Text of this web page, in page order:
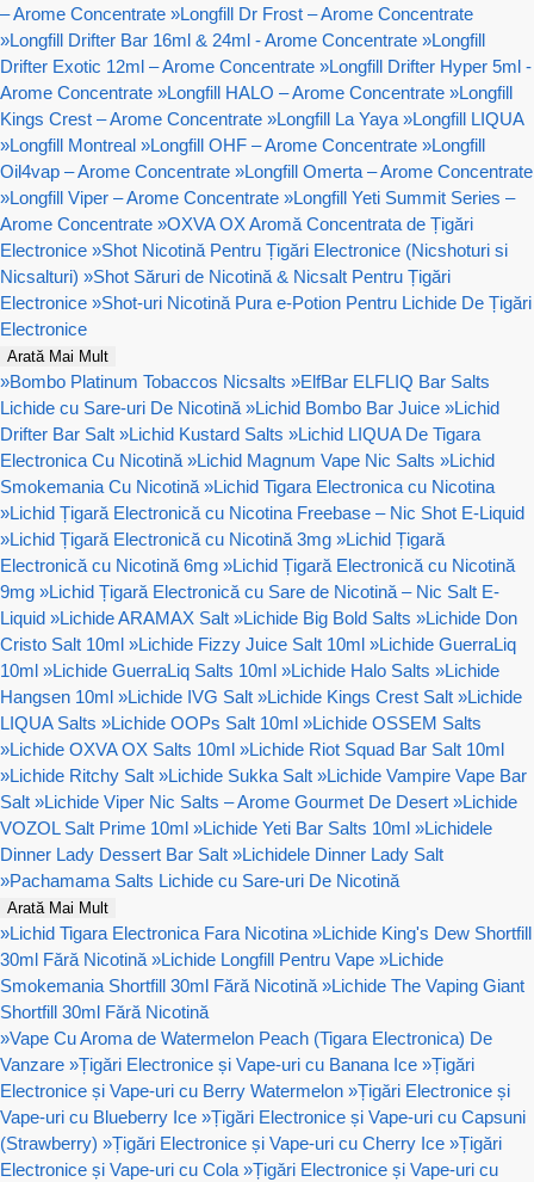
– Arome Concentrate »Longfill Dr Frost – Arome Concentrate
»Longfill Drifter Bar 16ml & 24ml - Arome Concentrate »Longfill
Drifter Exotic 12ml – Arome Concentrate »Longfill Drifter Hyper 5ml -
Arome Concentrate »Longfill HALO – Arome Concentrate »Longfill
Kings Crest – Arome Concentrate »Longfill La Yaya »Longfill LIQUA
»Longfill Montreal »Longfill OHF – Arome Concentrate »Longfill
Oil4vap – Arome Concentrate »Longfill Omerta – Arome Concentrate
»Longfill Viper – Arome Concentrate »Longfill Yeti Summit Series –
Arome Concentrate »OXVA OX Aromă Concentrata de Țigări
Electronice »Shot Nicotină Pentru Țigări Electronice (Nicshoturi si
Nicsalturi) »Shot Săruri de Nicotină & Nicsalt Pentru Țigări
Electronice »Shot-uri Nicotină Pura e-Potion Pentru Lichide De Țigări
Electronice
Arată Mai Mult
»Bombo Platinum Tobaccos Nicsalts »ElfBar ELFLIQ Bar Salts
Lichide cu Sare-uri De Nicotină »Lichid Bombo Bar Juice »Lichid
Drifter Bar Salt »Lichid Kustard Salts »Lichid LIQUA De Tigara
Electronica Cu Nicotină »Lichid Magnum Vape Nic Salts »Lichid
Smokemania Cu Nicotină »Lichid Tigara Electronica cu Nicotina
»Lichid Țigară Electronică cu Nicotina Freebase – Nic Shot E-Liquid
»Lichid Țigară Electronică cu Nicotină 3mg »Lichid Țigară
Electronică cu Nicotină 6mg »Lichid Țigară Electronică cu Nicotină
9mg »Lichid Țigară Electronică cu Sare de Nicotină – Nic Salt E-
Liquid »Lichide ARAMAX Salt »Lichide Big Bold Salts »Lichide Don
Cristo Salt 10ml »Lichide Fizzy Juice Salt 10ml »Lichide GuerraLiq
10ml »Lichide GuerraLiq Salts 10ml »Lichide Halo Salts »Lichide
Hangsen 10ml »Lichide IVG Salt »Lichide Kings Crest Salt »Lichide
LIQUA Salts »Lichide OOPs Salt 10ml »Lichide OSSEM Salts
»Lichide OXVA OX Salts 10ml »Lichide Riot Squad Bar Salt 10ml
»Lichide Ritchy Salt »Lichide Sukka Salt »Lichide Vampire Vape Bar
Salt »Lichide Viper Nic Salts – Arome Gourmet De Desert »Lichide
VOZOL Salt Prime 10ml »Lichide Yeti Bar Salts 10ml »Lichidele
Dinner Lady Dessert Bar Salt »Lichidele Dinner Lady Salt
»Pachamama Salts Lichide cu Sare-uri De Nicotină
Arată Mai Mult
»Lichid Tigara Electronica Fara Nicotina »Lichide King's Dew Shortfill
30ml Fără Nicotină »Lichide Longfill Pentru Vape »Lichide
Smokemania Shortfill 30ml Fără Nicotină »Lichide The Vaping Giant
Shortfill 30ml Fără Nicotină
»Vape Cu Aroma de Watermelon Peach (Tigara Electronica) De
Vanzare »Țigări Electronice și Vape-uri cu Banana Ice »Țigări
Electronice și Vape-uri cu Berry Watermelon »Țigări Electronice și
Vape-uri cu Blueberry Ice »Țigări Electronice și Vape-uri cu Capsuni
(Strawberry) »Țigări Electronice și Vape-uri cu Cherry Ice »Țigări
Electronice și Vape-uri cu Cola »Țigări Electronice și Vape-uri cu